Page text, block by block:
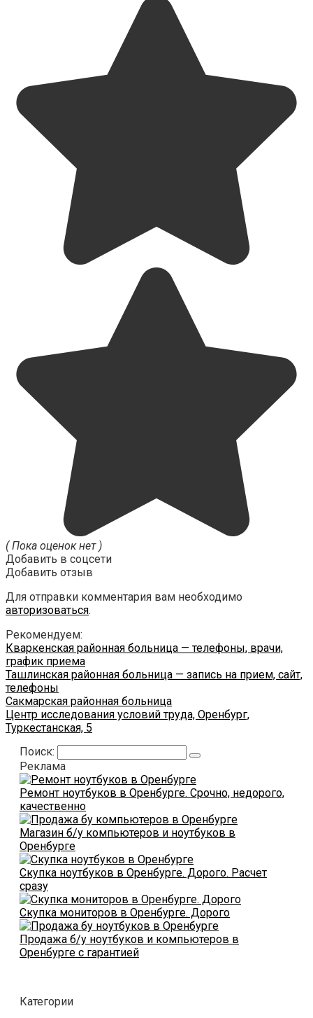
( Пока оценок нет )
Добавить в соцсети
Добавить отзыв
Для отправки комментария вам необходимо
авторизоваться.
Рекомендуем:
Кваркенская районная больница — телефоны, врачи,
график приема
Ташлинская районная больница — запись на прием, сайт,
телефоны
Сакмарская районная больница
Центр исследования условий труда, Оренбург,
Туркестанская, 5
Поиск:
Реклама
Ремонт ноутбуков в Оренбурге. Срочно, недорого,
качественно
Магазин б/у компьютеров и ноутбуков в
Оренбурге
Скупка ноутбуков в Оренбурге. Дорого. Расчет
сразу
Скупка мониторов в Оренбурге. Дорого
Продажа б/у ноутбуков и компьютеров в
Оренбурге с гарантией
Категории